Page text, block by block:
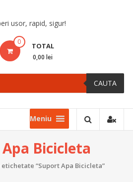
usor, rapid, sigur!
0 TOTAL
0,00 lei
CAUTA
Meniu
Bicicleta
“Suport Apa Bicicleta”